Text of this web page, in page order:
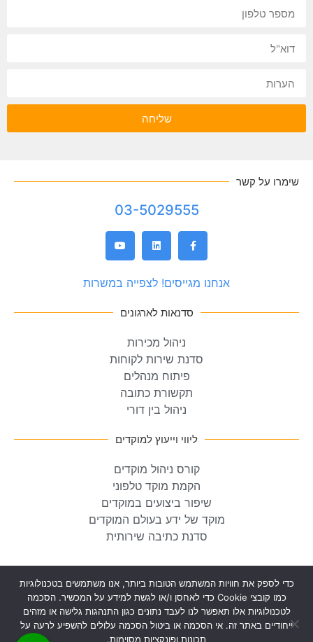
שליחה
שימרו על קשר
03-5029555
אנחנו מגייסים! לצפייה במשרות
סדנאות לארגונים
ניהול מכירות
סדנת שירות לקוחות
פיתוח מנהלים
תקשורת כתובה
ניהול בין דורי
ליווי וייעוץ למוקדים
קורס ניהול מוקדים
הקמת מוקד טלפוני
שיפור ביצועים במוקדים
מוקד של ידע בעולם המוקדים
סדנת כתיבה שירותית
מדיניות פרטיות הצהרת נגישות
כדי לספק את חוויות המשתמש הטובות ביותר, אנו משתמשים בטכנולוגיות
כמו קובצי Cookie כדי לאחסן ו/או לגשת למידע על המכשיר. הסכמה
לטכנולוגיות אלו תאפשר לנו לעבד נתונים כגון התנהגות גלישה או מזהים
ייחודיים באתר זה. אי הסכמה או ביטול הסכמה עלולים להשפיע לרעה על
תכונות ופונקציות מסוימות.